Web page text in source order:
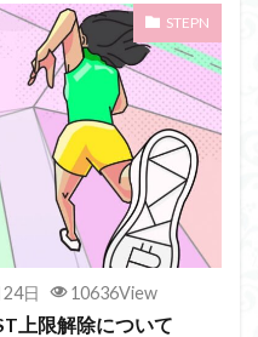
STEPN
日 10636View
上限解除について